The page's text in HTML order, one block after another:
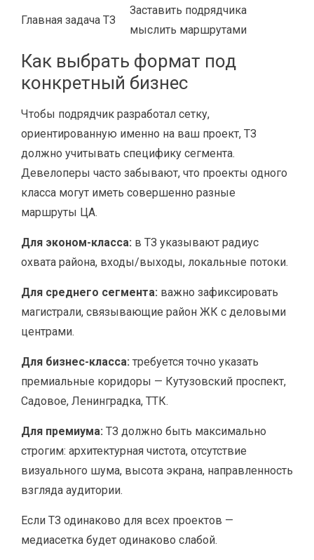
Главная задача ТЗ
Заставить подрядчика
мыслить маршрутами
Как выбрать формат под
конкретный бизнес
Чтобы подрядчик разработал сетку,
ориентированную именно на ваш проект, ТЗ
должно учитывать специфику сегмента.
Девелоперы часто забывают, что проекты одного
класса могут иметь совершенно разные
маршруты ЦА.
Для эконом-класса: в ТЗ указывают радиус
охвата района, входы/выходы, локальные потоки.
Для среднего сегмента: важно зафиксировать
магистрали, связывающие район ЖК с деловыми
центрами.
Для бизнес-класса: требуется точно указать
премиальные коридоры — Кутузовский проспект,
Садовое, Ленинградка, ТТК.
Для премиума: ТЗ должно быть максимально
строгим: архитектурная чистота, отсутствие
визуального шума, высота экрана, направленность
взгляда аудитории.
Если ТЗ одинаково для всех проектов —
медиасетка будет одинаково слабой.